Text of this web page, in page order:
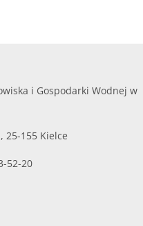
i Gospodarki Wodnej w
25-155 Kielce
52-20